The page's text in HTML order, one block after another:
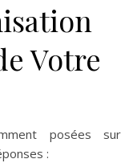
Votre
posées sur
: